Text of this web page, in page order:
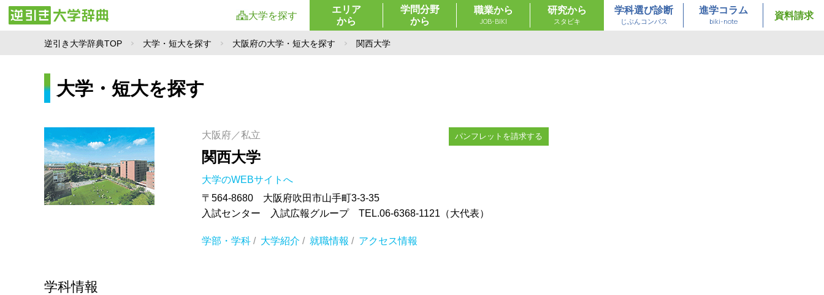
大学を探す
エリア
から
学問分野
から
職業から
JOB-BIKI
研究から
スタビキ
学科選び診断
じぶんコンパス
進学コラム
biki-note
資料請求
逆引き大学辞典TOP 大学・短大を探す 大阪府の大学・短大を探す 関西大学
大学・短大を探す
大阪府／私立
関西大学
大学のWEBサイトへ
〒564-8680 大阪府吹田市山手町3-3-35
入試センター 入試広報グループ TEL.06-6368-1121（大代表）
パンフレットを請求する
学部・学科/ 大学紹介 / 就職情報 / アクセス情報
学科情報